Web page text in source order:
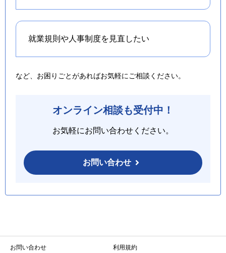
就業規則や人事制度を 見直したい
など、お困りごとがあればお気軽にご相談ください。
オンライン相談も受付中！
お気軽にお問い合わせください。
お問い合わせ
お問い合わせ 利用規約